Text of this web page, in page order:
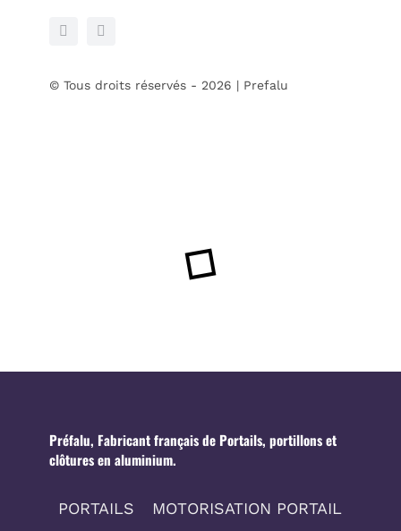
© Tous droits réservés - 2026 | Prefalu
Préfalu, Fabricant français de Portails, portillons et
clôtures en aluminium.
PORTAILS MOTORISATION PORTAIL